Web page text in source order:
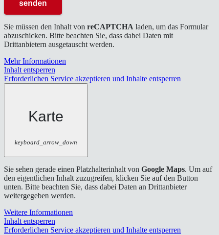
Sie müssen den Inhalt von reCAPTCHA laden, um das Formular
abzuschicken. Bitte beachten Sie, dass dabei Daten mit
Drittanbietern ausgetauscht werden.
Mehr Informationen
Inhalt entsperren
Erforderlichen Service akzeptieren und Inhalte entsperren
Karte
keyboard_arrow_down
Sie sehen gerade einen Platzhalterinhalt von Google Maps. Um auf
den eigentlichen Inhalt zuzugreifen, klicken Sie auf den Button
unten. Bitte beachten Sie, dass dabei Daten an Drittanbieter
weitergegeben werden.
Weitere Informationen
Inhalt entsperren
Erforderlichen Service akzeptieren und Inhalte entsperren